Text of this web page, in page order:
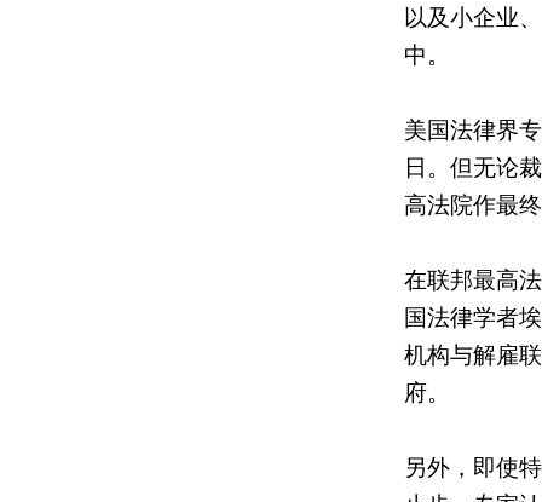
以及小企业
中。
美国法律界
日。但无论
高法院作最
在联邦最高
国法律学者
机构与解雇
府。
另外，即使